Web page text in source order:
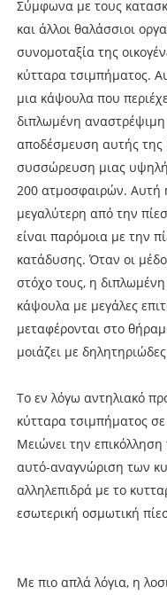
Σύμφωνα με τους
και άλλοι θαλάσσιοι
συνομοταξία της
κύτταρα τσιμπήματος.
μια κάψουλα που
διπλωμένη αναστρέψιμη
αποδέσμευση αυτής της
συσσώρευση μιας
200 ατμοσφαιρών. Αυτή
μεγαλύτερη από την
είναι παρόμοια με την
κατάδυσης. Όταν οι
στόχο τους, η
κάψουλα με μεγάλες
μεταφέρονται στο
μοιάζει με
Το εν λόγω αντηλιακό
κύτταρα τσιμπήματος
Μειώνει την
αυτό-αναγνώριση των
αλληλεπιδρά με το
εσωτερική οσμωτική
Με πιο απλά λόγια, η